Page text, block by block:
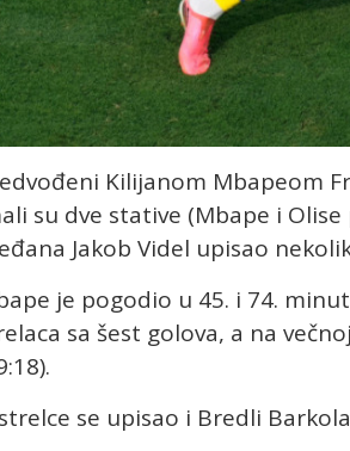
Kilijanom Mbapeom
su dve stative (Mbape i
Jakob Videl upisao
je pogodio u 45. i 74.
sa šest golova, a na
se upisao i Bredli